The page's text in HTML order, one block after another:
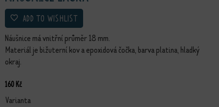
ADD TO WISHLIST
Náušnice má vnitřní průměr 18 mm.
Materiál je bižuterní kov a epoxidová čočka, barva platina, hladký
okraj.
160 Kč
Varianta